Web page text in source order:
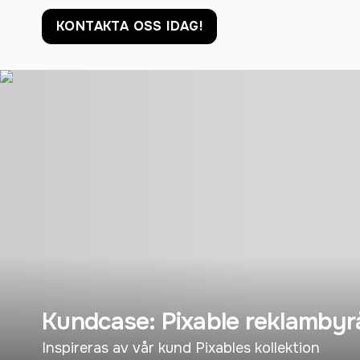
KONTAKTA OSS IDAG!
Kundcase: Pixable
Inspireras av vår kund Pixables kollektion